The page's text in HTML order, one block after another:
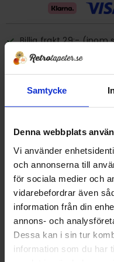
Samtycke
Denna webbplats
Vi använder
och annonserna till
för sociala medier och
vidarebefordrar även
information från din
annons- och
Dessa kan i sin tur
information som du har
Ge ett omdöme!
Billig frakt 29:- (inom
Tapet 480590-3-2
Rulle 10,05 meter.
53 cm bred
Papperstapet/tvättbar
Detta är en äldre
F
a
c